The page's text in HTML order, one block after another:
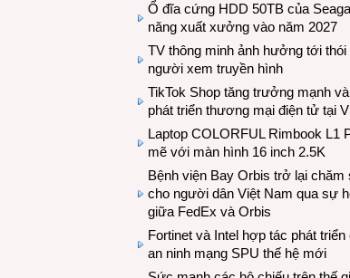
Ổ đĩa cứng HDD 50TB của
năng xuất xưởng vào năm 2027
TV thông minh ảnh hưởng tới thói
người xem truyền hình
TikTok Shop tăng trưởng mạnh
phát triển thương mại điện tử tại
Laptop COLORFUL Rimbook L1
mẽ với màn hình 16 inch 2.5K
Bệnh viện Bay Orbis trở lại chăm
cho người dân Việt Nam qua sự
giữa FedEx và Orbis
Fortinet và Intel hợp tác phát
an ninh mạng SPU thế hệ mới